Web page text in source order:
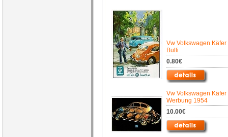
Vw Volkswagen Käfer
Bulli
0.80€
Vw Volkswagen Käfer
Werbung 1954
10.00€